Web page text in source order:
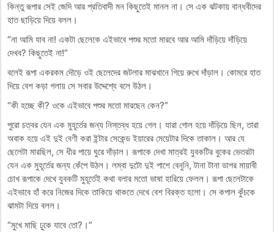
কিন্তু রূপার সেই জেদি আর প্রতিবাদী মন কিছুতেই মানল না। সে এক ঝটকায় বান্ধবীদের
হাত ছাড়িয়ে দিয়ে বলল।
“না আমি যাব না! একটা ছেলেকে এইভাবে পশুর মতো মারবে আর আমি দাঁড়িয়ে দাঁড়িয়ে
দেখব? কিছুতেই না!”
বলেই রূপা একরকম দৌড়ে ওই ছেলেদের জটলার মাঝখানে গিয়ে রুখে দাঁড়াল। কোমরে হাত
দিয়ে বেশ কড়া গলায় সে সবার উদ্দেশ্যে বলে উঠল।
“কী হচ্ছে কী? ওকে এইভাবে পশুর মতো মারছেন কেন?”
পুরো চত্বর যেন এক মুহূর্তের জন্য নিস্তব্ধ হয়ে গেল। যারা গোল হয়ে দাঁড়িয়ে ছিল, তারা
অবাক হয়ে এই দুই বেণী করা ইন্টার সেকেন্ড ইয়ারের মেয়েটার দিকে তাকাল। আর যে
ছেলেটা মারছিল, সে ধীর পায়ে ঘুরে দাঁড়াল। রূপাকে দেখা মাত্রই যুবকটির বুকের ভেতরটা
যেন এক মুহূর্তের জন্য কেঁপে উঠল। লম্বা দুটো দুই পাশে বেনুনি, টানা টানা ডাগর মায়াবী
চোখ রূপাকে দেখে যুবকটি মুহূর্তেই কথা বলার মতো ভাষা হারিয়ে ফেলল। রূপা ছেলেটাকে
এইভাবে হাঁ করে নিজের দিকে তাকিয়ে থাকতে দেখে বেশ বিরক্ত হলো। সে কপাল কুঁচকে
ঝামটা দিয়ে বলল।
“মুখে মাছি ঢুকে যাবে তো?।”